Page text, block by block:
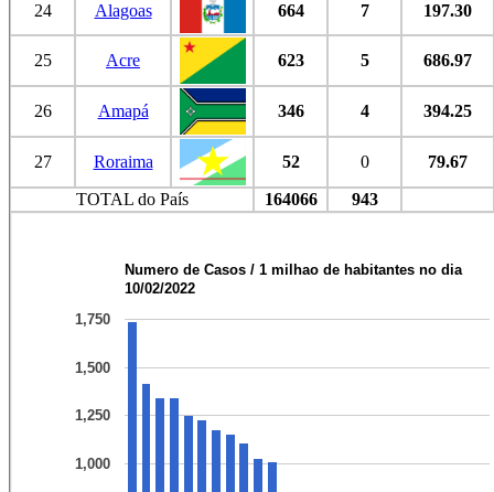
24 Alagoas 664 7 197.30
25 Acre 623 5 686.97
26 Amapá 346 4 394.25
27 Roraima 52 0
79.67
TOTAL do País
164066 943
Numero de Casos / 1 milhao de habitantes no dia
10/02/2022
1,000
1,250
1,500
1,750